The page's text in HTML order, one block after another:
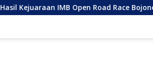
IMB Open Road Race Bojonegoro 2026